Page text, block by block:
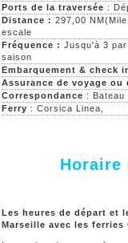
Ports de la traversée :
Distance : 297,00
escale
Fréquence : Jusqu'à 3
saison
Embarquement & check
Assurance de voyage ou
Correspondance :
Ferry : Corsica Linea,
Horaire
Les heures de départ et
Marseille avec les ferries